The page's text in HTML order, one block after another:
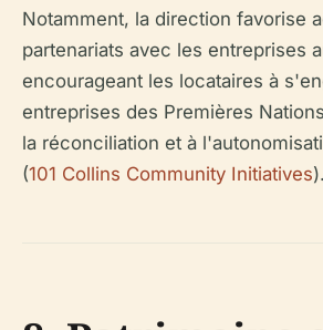
Notamment, la direction favorise
partenariats avec les entreprises
encourageant les locataires à
entreprises des Premières
la réconciliation et à
(101 Collins Community Initiatives).